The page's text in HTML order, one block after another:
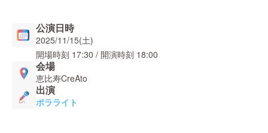
公演日時
2025/11/15(土)
開場時刻 17:30 / 開演時刻 18:00
会場
恵比寿CreAto
出演
ポラライト